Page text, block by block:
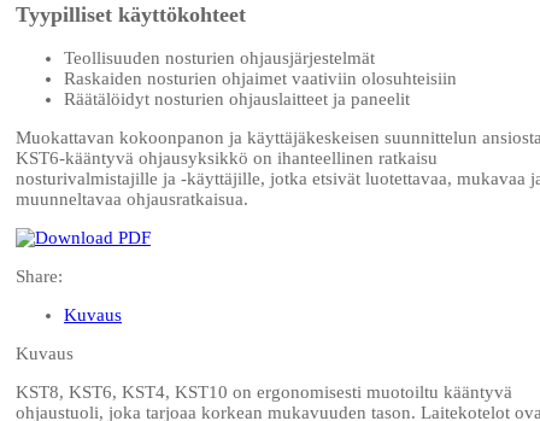
Tyypilliset käyttökohteet
Teollisuuden nosturien ohjausjärjestelmät
Raskaiden nosturien ohjaimet vaativiin olosuhteisiin
Räätälöidyt nosturien ohjauslaitteet ja paneelit
Muokattavan kokoonpanon ja käyttäjäkeskeisen suunnittelun
KST6-kääntyvä ohjausyksikkö on ihanteellinen ratkaisu
nosturivalmistajille ja -käyttäjille, jotka etsivät luotettavaa, mukavaa
muunneltavaa ohjausratkaisua.
Share:
Kuvaus
Kuvaus
KST8, KST6, KST4, KST10 on ergonomisesti muotoiltu kääntyvä
ohjaustuoli, joka tarjoaa korkean mukavuuden tason. Laitekotelot